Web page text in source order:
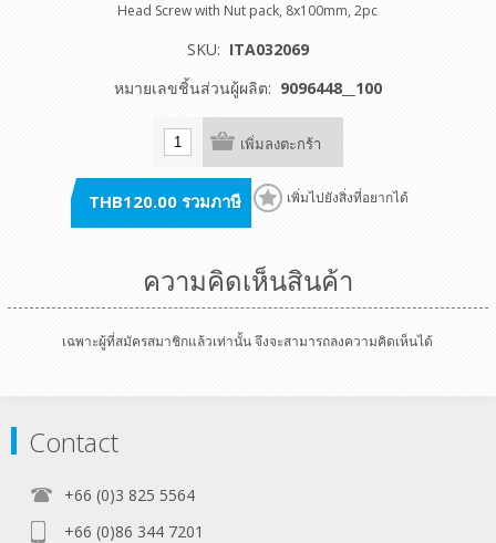
Head Screw with Nut pack, 8x100mm, 2pc
SKU: ITA032069
หมายเลขชิ้นส่วนผู้ผลิต: 9096448__100
เพิ่มลงตะกร้า
THB120.00 รวมภาษี เพิ่มไปยังสิ่งที่อยากได้
ความคิดเห็นสินค้า
เฉพาะผู้ที่สมัครสมาชิกแล้วเท่านั้น จึงจะสามารถลงความคิดเห็นได้
Contact
+66 (0)3 825 5564
+66 (0)86 344 7201